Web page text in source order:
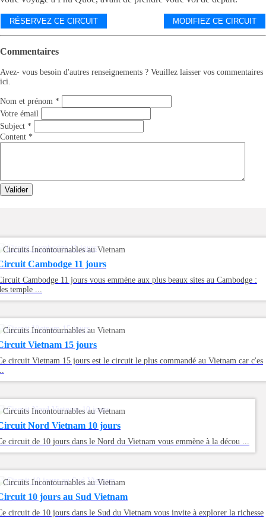
RÉSERVEZ CE CIRCUIT MODIFIEZ CE CIRCUIT
Commentaires
Avez- vous besoin d'autres renseignements ? Veuillez laisser vos commentaires
ici.
Nom et prénom *
Votre émail
Subject *
Content *
Valider
Circuits Incontournables au Vietnam
Cambodge 11 jours
Cambodge 11 jours vous emmène aux plus beaux sites au Cambodge :
temple ...
Circuits Incontournables au Vietnam
Vietnam 15 jours
circuit Vietnam 15 jours est le circuit le plus commandé au Vietnam car c'es
Circuits Incontournables au Vietnam
Nord Vietnam 10 jours
circuit de 10 jours dans le Nord du Vietnam vous emmène à la décou ...
Circuits Incontournables au Vietnam
10 jours au Sud Vietnam
circuit de 10 jours dans le Sud du Vietnam vous invite à explorer la richesse